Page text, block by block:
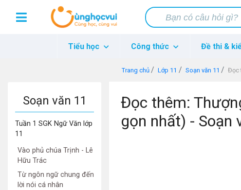
Tiểu học Công thức Đề thi &
Trang chủ Lớp 11 Soạn văn 11 Đọc
Soạn văn 11
Tuần 1 SGK Ngữ Văn lớp
11
Vào phủ chúa Trịnh - Lê
Hữu Trác
Từ ngôn ngữ chung đến
lời nói cá nhân
Đọc thêm:
gọn nhất) - Soạn